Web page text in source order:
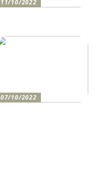
11/10/2022
07/10/2022